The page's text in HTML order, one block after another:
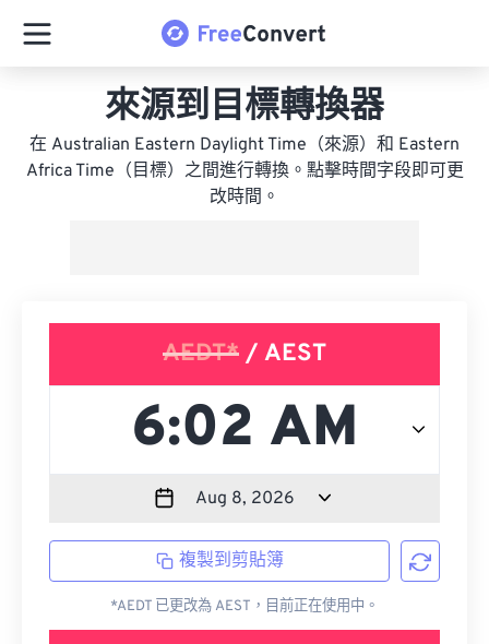
來源到目標轉換器
在 Australian Eastern Daylight Time（來源）和 Eastern
Africa Time（目標）之間進行轉換。點擊時間字段即可更
改時間。
AEDT* / AEST
複製到剪貼簿
*AEDT 已更改為 AEST，目前正在使用中。